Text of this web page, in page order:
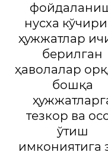
нусха
ҳужжатлар
берилган
ҳаволалар
бошқа
тезкор ва
ўтиш
имкониятига